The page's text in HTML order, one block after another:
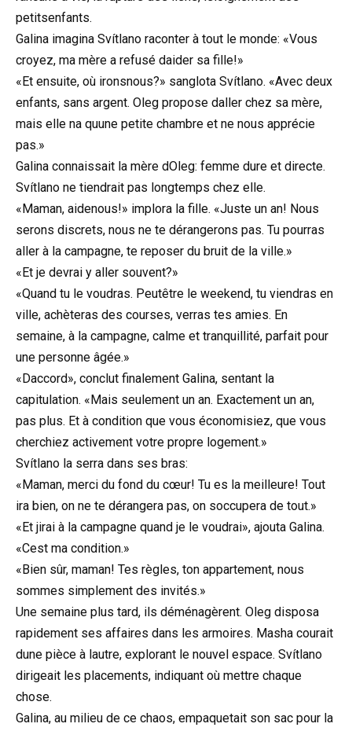
petitsenfants.
Galina imagina Svítlano raconter à tout le monde: «Vous
croyez, ma mère a refusé daider sa fille!»
«Et ensuite, où ironsnous?» sanglota Svítlano. «Avec deux
enfants, sans argent. Oleg propose daller chez sa mère,
mais elle na quune petite chambre et ne nous apprécie
pas.»
Galina connaissait la mère dOleg: femme dure et directe.
Svítlano ne tiendrait pas longtemps chez elle.
«Maman, aidenous!» implora la fille. «Juste un an! Nous
serons discrets, nous ne te dérangerons pas. Tu pourras
aller à la campagne, te reposer du bruit de la ville.»
«Et je devrai y aller souvent?»
«Quand tu le voudras. Peutêtre le weekend, tu viendras en
ville, achèteras des courses, verras tes amies. En
semaine, à la campagne, calme et tranquillité, parfait pour
une personne âgée.»
«Daccord», conclut finalement Galina, sentant la
capitulation. «Mais seulement un an. Exactement un an,
pas plus. Et à condition que vous économisiez, que vous
cherchiez activement votre propre logement.»
Svítlano la serra dans ses bras:
«Maman, merci du fond du cœur! Tu es la meilleure! Tout
ira bien, on ne te dérangera pas, on soccupera de tout.»
«Et jirai à la campagne quand je le voudrai», ajouta Galina.
«Cest ma condition.»
«Bien sûr, maman! Tes règles, ton appartement, nous
sommes simplement des invités.»
Une semaine plus tard, ils déménagèrent. Oleg disposa
rapidement ses affaires dans les armoires. Masha courait
dune pièce à lautre, explorant le nouvel espace. Svítlano
dirigeait les placements, indiquant où mettre chaque
chose.
Galina, au milieu de ce chaos, empaquetait son sac pour la